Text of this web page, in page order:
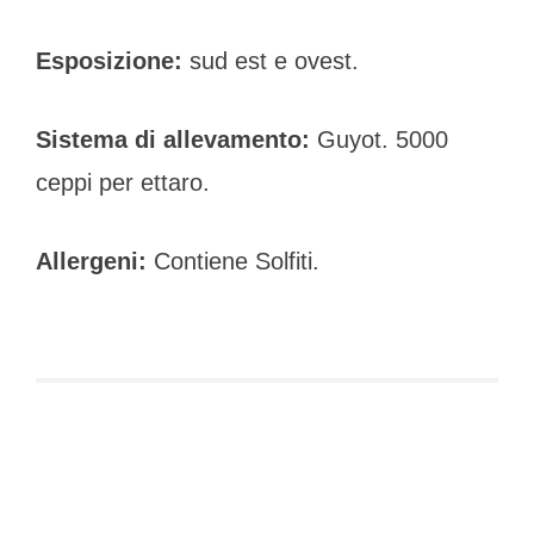
Esposizione: sud est e ovest.
Sistema di allevamento: Guyot. 5000
ceppi per ettaro.
Allergeni: Contiene Solfiti.